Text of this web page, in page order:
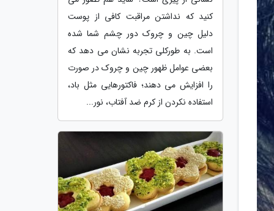
کنید که نداشتن مراقبت کافی از پوست
دلیل چین و چروک دور چشم شما شده
است. به طورکلی تجربه نشان می دهد که
بعضی عوامل ظهور چین و چروک در صورت
را افزایش می دهند؛ فاکتورهایی مثل باد،
استفاده نکردن از کرم ضد آفتاب، نور...